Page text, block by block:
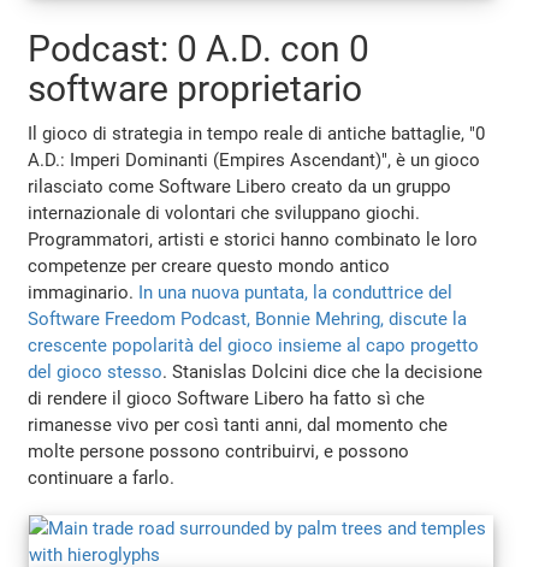
Podcast: 0 A.D. con 0
software proprietario
Il gioco di strategia in tempo reale di antiche battaglie, "0
A.D.: Imperi Dominanti (Empires Ascendant)", è un gioco
rilasciato come Software Libero creato da un gruppo
internazionale di volontari che sviluppano giochi.
Programmatori, artisti e storici hanno combinato le loro
competenze per creare questo mondo antico
immaginario. In una nuova puntata, la conduttrice del
Software Freedom Podcast, Bonnie Mehring, discute la
crescente popolarità del gioco insieme al capo progetto
del gioco stesso. Stanislas Dolcini dice che la decisione
di rendere il gioco Software Libero ha fatto sì che
rimanesse vivo per così tanti anni, dal momento che
molte persone possono contribuirvi, e possono
continuare a farlo.